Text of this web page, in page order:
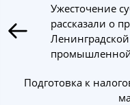
Ужесточение
рассказали о
Подготовка к